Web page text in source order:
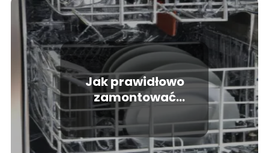
Jak prawidłowo
zamontować
zmywarkę do
zabudowy i uniknąć
błędów